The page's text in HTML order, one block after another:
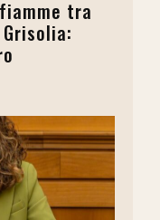
tra